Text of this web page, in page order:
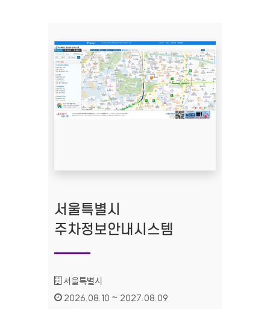
서울특별시
주차정보안내시스템
기관명 :
서울특별시
인증기간 :
2026.08.10 ~ 2027.08.09